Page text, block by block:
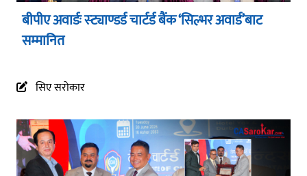
बीपीए अवार्डः स्ट्याण्डर्ड चार्टर्ड बैंक ‘सिल्भर अवार्ड’बाट
सम्मानित
सिए सरोकार